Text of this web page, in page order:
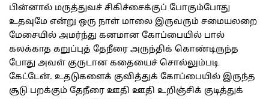
பின்னால் மருத்துவச் சிகிச்சைக்குப் போகும்போது
உதவுமே என்று ஒரு நாள் மாலை இருவரும் சமையலறை
மேசையில் அமர்ந்து கனமான கோப்பையில் பால்
கலக்காத கறுப்புத் தேநீரை அருந்திக் கொண்டிருந்த
போது அவள் குருடான கதையைச் சொல்லும்படி
கேட்டேன். உதடுகளைக் குவித்துக் கோப்பையில் இருந்த
சூடு பறக்கும் தேநீரை ஊதி ஊதி உறிஞ்சிக் குடித்துக்